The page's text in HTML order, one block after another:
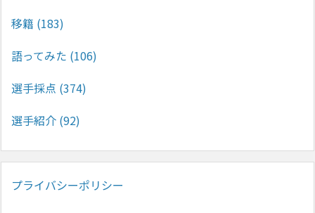
移籍 (183)
語ってみた (106)
選手採点 (374)
選手紹介 (92)
プライバシーポリシー